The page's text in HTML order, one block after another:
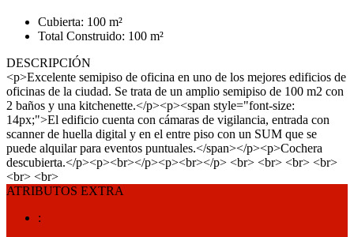
Cubierta: 100 m²
Total Construido: 100 m²
DESCRIPCIÓN
<p>Excelente semipiso de oficina en uno de los mejores edificios de
oficinas de la ciudad. Se trata de un amplio semipiso de 100 m2 con
2 baños y una kitchenette.</p><p><span style="font-size:
14px;">El edificio cuenta con cámaras de vigilancia, entrada con
scanner de huella digital y en el entre piso con un SUM que se
puede alquilar para eventos puntuales.</span></p><p>Cochera
descubierta.</p><p><br></p><p><br></p> <br> <br> <br> <br>
<br> <br>
ATRIBUTOS EXTRA
: